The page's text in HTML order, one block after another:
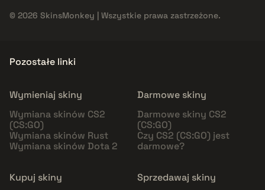
© 2026 SkinsMonkey | Wszystkie prawa zastrzeżone.
Pozostałe linki
Wymieniaj skiny
Wymiana skinów CS2
(CS:GO)
Wymiana skinów Rust
Wymiana skinów Dota 2
Darmowe skiny
Darmowe skiny CS2
(CS:GO)
Czy CS2 (CS:GO) jest
darmowe?
Kupuj skiny
Sprzedawaj skiny